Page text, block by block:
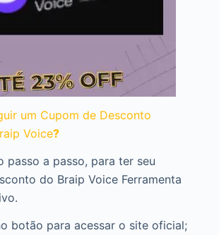
um Cupom de Desconto
Voice?
passo a passo, para ter seu
do Braip Voice Ferramenta
botão para acessar o site oficial;